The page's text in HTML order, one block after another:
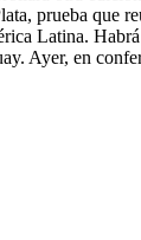
prueba que
Latina.
Ayer, en